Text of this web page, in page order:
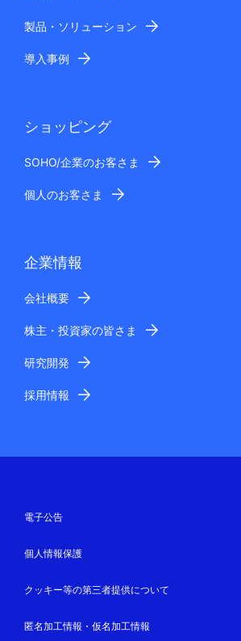
製品・ソリューション
導入事例
ショッピング
SOHO/企業のお客さま
個人のお客さま
企業情報
会社概要
株主・投資家の皆さま
研究開発
採用情報
電子公告
個人情報保護
クッキー等の第三者提供について
匿名加工情報・仮名加工情報